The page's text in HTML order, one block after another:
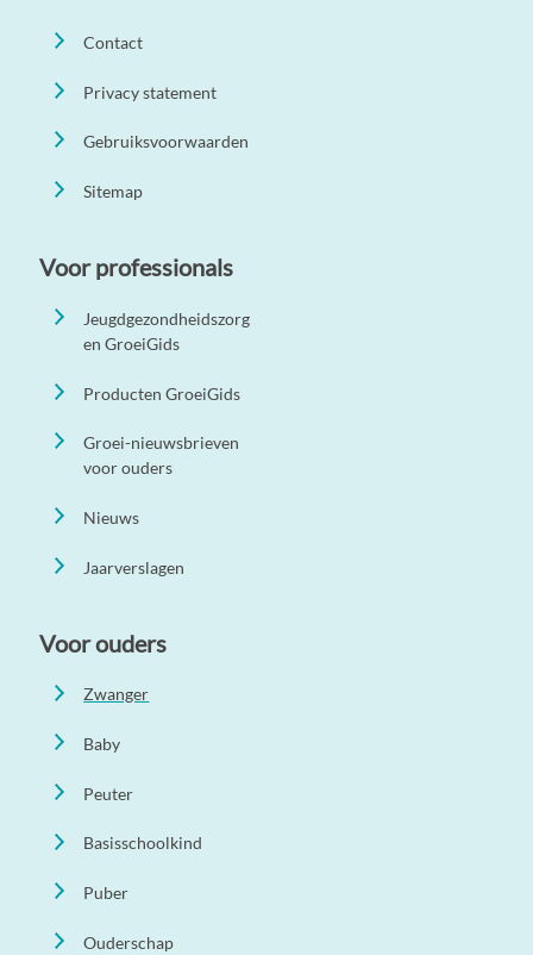
Contact
Privacy statement
Gebruiksvoorwaarden
Sitemap
Voor professionals
Jeugdgezondheidszorg
en GroeiGids
Producten GroeiGids
Groei-nieuwsbrieven
voor ouders
Nieuws
Jaarverslagen
Voor ouders
Zwanger
Baby
Peuter
Basisschoolkind
Puber
Ouderschap